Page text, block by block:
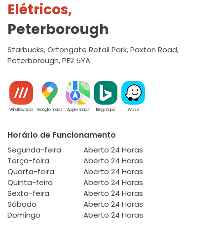
Elétricos,
Peterborough
Starbucks, Ortongate Retail Park, Paxton Road,
Peterborough, PE2 5YA
What3words Google maps Apple maps Bing maps Waze
Horário de Funcionamento
Segunda-feira
Aberto 24 Horas
Terça-feira
Aberto 24 Horas
Quarta-feira
Aberto 24 Horas
Quinta-feira
Aberto 24 Horas
Sexta-feira
Aberto 24 Horas
Sábado
Aberto 24 Horas
Domingo
Aberto 24 Horas